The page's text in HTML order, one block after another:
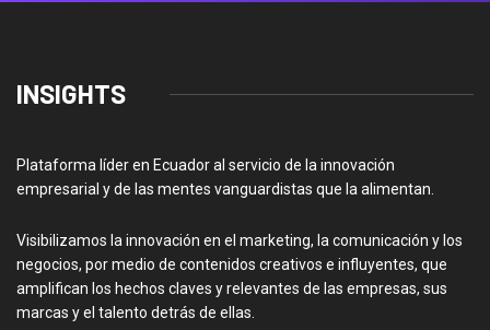
INSIGHTS
Plataforma líder en Ecuador al servicio de la innovación
empresarial y de las mentes vanguardistas que la alimentan.
Visibilizamos la innovación en el marketing, la comunicación y los
negocios, por medio de contenidos creativos e influyentes, que
amplifican los hechos claves y relevantes de las empresas, sus
marcas y el talento detrás de ellas.